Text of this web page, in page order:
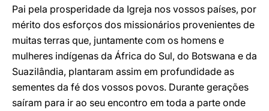
Pai pela prosperidade da Igreja nos vossos países, por
mérito dos esforços dos missionários provenientes de
muitas terras que, juntamente com os homens e
mulheres indígenas da África do Sul, do Botswana e da
Suazilândia, plantaram assim em profundidade as
sementes da fé dos vossos povos. Durante gerações
saíram para ir ao seu encontro em toda a parte onde